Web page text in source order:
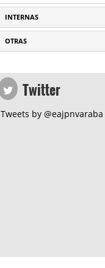
INTERNAS
OTRAS
Twitter
Tweets by @eajpnvaraba